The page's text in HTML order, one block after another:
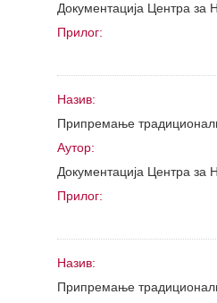
Документација Центра за
Прилог:
Назив:
Припремање
Аутор:
Документација Центра за
Прилог:
Назив:
Припремање